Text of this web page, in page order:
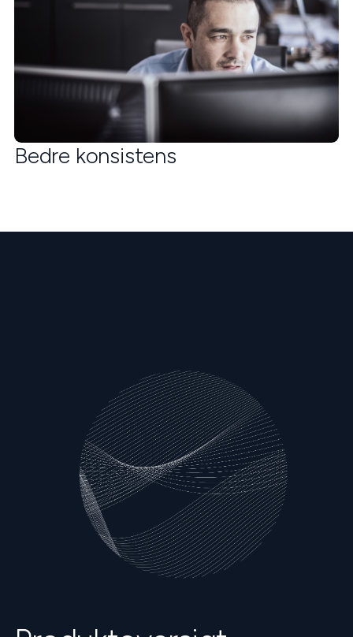
Bedre konsistens